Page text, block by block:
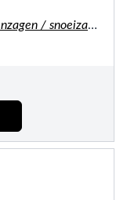
Snoeischaren / takkenscharen / takkenzagen / snoeizagen